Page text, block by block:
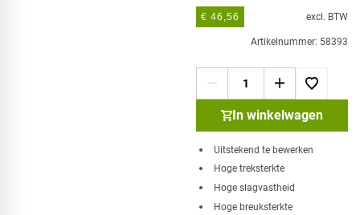
€ 46,56 excl. BTW
Artikelnummer: 58393
In winkelwagen
Uitstekend te bewerken
Hoge treksterkte
Hoge slagvastheid
Hoge breuksterkte